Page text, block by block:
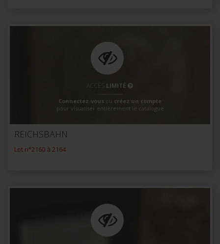
ACCÈS LIMITÉ
Connectez-vous ou créez un compte
pour visualiser entièrement le catalogue
REICHSBAHN
Lot n°2160 à 2164